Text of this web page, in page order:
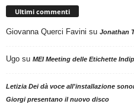
Ultimi commenti
Giovanna Querci Favini su Jonathan
Ugo su MEI Meeting delle Etichette
Letizia Dei dà voce all'installazione
Giorgi presentano il nuovo disco